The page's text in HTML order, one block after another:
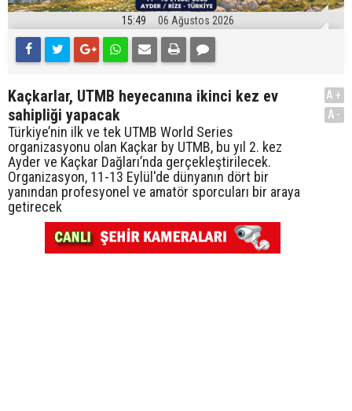
15:49 06 Ağustos 2026
Kaçkarlar, UTMB heyecanına ikinci kez ev
sahipliği yapacak
Türkiye’nin ilk ve tek UTMB World Series
organizasyonu olan Kaçkar by UTMB, bu yıl 2. kez
Ayder ve Kaçkar Dağları’nda gerçekleştirilecek.
Organizasyon, 11-13 Eylül'de dünyanın dört bir
yanından profesyonel ve amatör sporcuları bir araya
getirecek
A+
A-